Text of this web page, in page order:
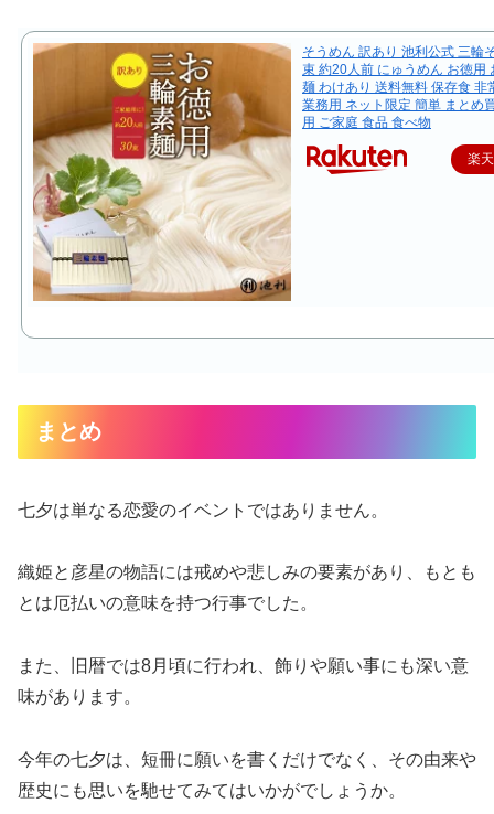
そうめん 訳あり 池利公式 三輪
束 約20人前 にゅうめん お徳用
麺 わけあり 送料無料 保存食 非
業務用 ネット限定 簡単 まとめ
用 ご家庭 食品 食べ物
楽
まとめ
七夕は単なる恋愛のイベントではありません。
織姫と彦星の物語には戒めや悲しみの要素があり、もとも
とは厄払いの意味を持つ行事でした。
また、旧暦では8月頃に行われ、飾りや願い事にも深い意
味があります。
今年の七夕は、短冊に願いを書くだけでなく、その由来や
歴史にも思いを馳せてみてはいかがでしょうか。